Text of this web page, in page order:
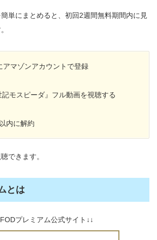
単にまとめると、初回2週間無料期間内に見
アマゾンアカウントで登録
モスピーダ』フル動画を視聴する
内に解約
できます。
とは
プレミアム公式サイト↓↓